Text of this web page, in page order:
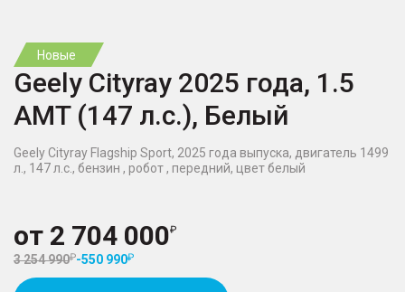
Новые
Geely Cityray 2025 года, 1.5
AMT (147 л.с.), Белый
Geely Cityray Flagship Sport, 2025 года выпуска, двигатель 1499
л., 147 л.с., бензин , робот , передний, цвет белый
от 2 704 000
3 254 990 -550 990